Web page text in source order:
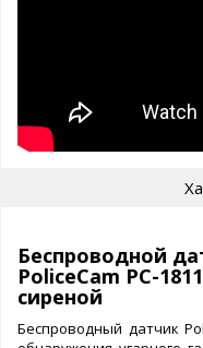
Беспроводной
PoliceCam PC-
сиреной
Беспроводный датчик